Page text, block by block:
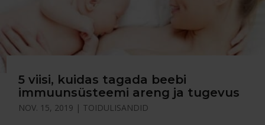
5 viisi, kuidas tagada beebi
immuunsüsteemi areng ja tugevus
NOV. 15, 2019 | TOIDULISANDID